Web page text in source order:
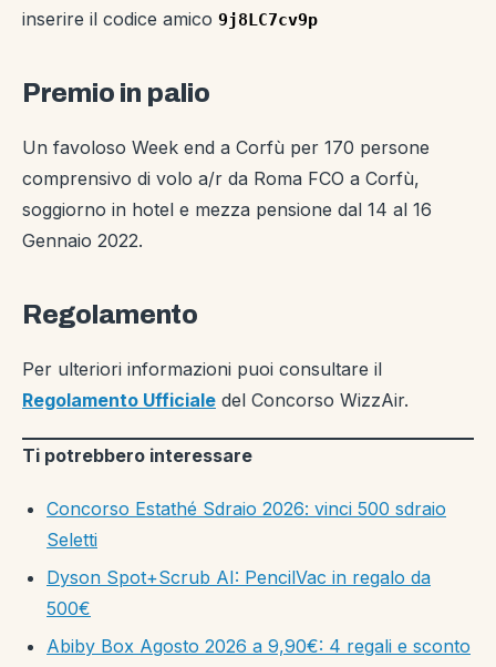
inserire il codice amico 9j8LC7cv9p
Premio in palio
Un favoloso Week end a Corfù per 170 persone
comprensivo di volo a/r da Roma FCO a Corfù,
soggiorno in hotel e mezza pensione dal 14 al 16
Gennaio 2022.
Regolamento
Per ulteriori informazioni puoi consultare il
Regolamento Ufficiale del Concorso WizzAir.
Ti potrebbero interessare
Concorso Estathé Sdraio 2026: vinci 500 sdraio
Seletti
Dyson Spot+Scrub AI: PencilVac in regalo da
500€
Abiby Box Agosto 2026 a 9,90€: 4 regali e sconto